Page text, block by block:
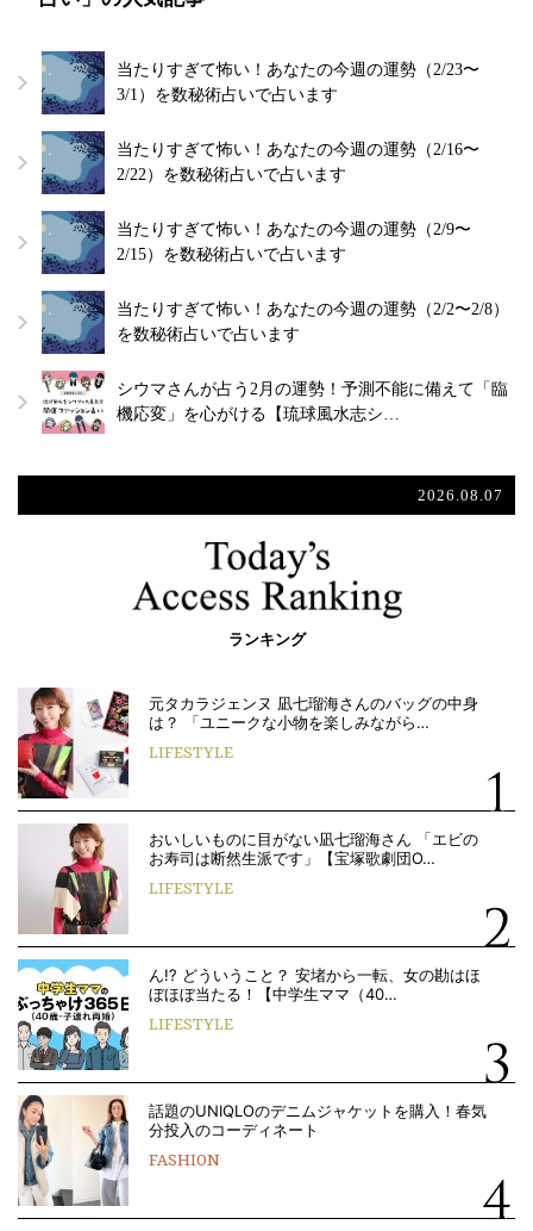
当たりすぎて怖い！あなたの今週の運勢（2/23〜
3/1）を数秘術占いで占います
当たりすぎて怖い！あなたの今週の運勢（2/16〜
2/22）を数秘術占いで占います
当たりすぎて怖い！あなたの今週の運勢（2/9〜
2/15）を数秘術占いで占います
当たりすぎて怖い！あなたの今週の運勢（2/2〜2/8）
を数秘術占いで占います
シウマさんが占う2月の運勢！予測不能に備えて「臨
機応変」を心がける【琉球風水志シ…
2026.08.07
ランキング
元タカラジェンヌ 凪七瑠海さんのバッグの中身
は？ 「ユニークな小物を楽しみながら…
LIFESTYLE
おいしいものに目がない凪七瑠海さん 「エビの
お寿司は断然生派です」【宝塚歌劇団O…
LIFESTYLE
ん!? どういうこと？ 安堵から一転、女の勘はほ
ぼほぼ当たる！【中学生ママ（40…
LIFESTYLE
話題のUNIQLOのデニムジャケットを購入！春気
分投入のコーディネート
FASHION